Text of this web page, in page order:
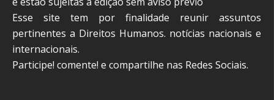
Esse site tem por finalidade reunir assuntos
pertinentes a Direitos Humanos. notícias nacionais e
internacionais.
Participe! comente! e compartilhe nas Redes Sociais.